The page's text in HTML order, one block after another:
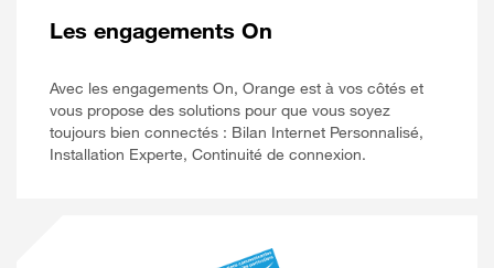
Les engagements On
Avec les engagements On, Orange est à vos côtés et
vous propose des solutions pour que vous soyez
toujours bien connectés : Bilan Internet Personnalisé,
Installation Experte, Continuité de connexion.